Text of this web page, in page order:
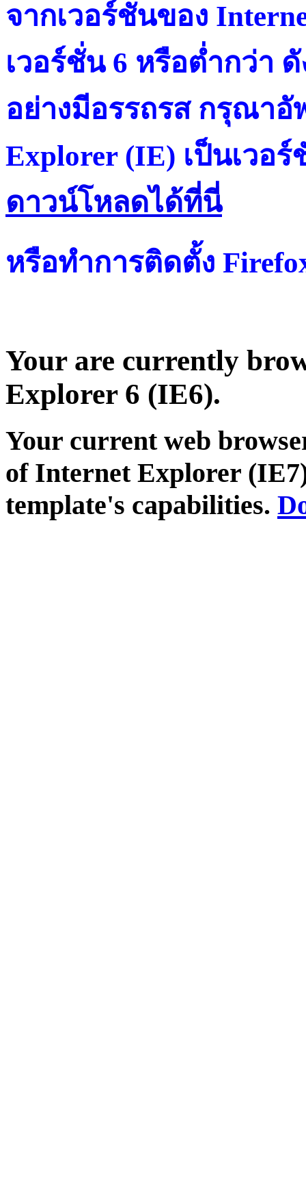
จากเวอร์ชั่นของ
เวอร์ชั่น 6 หรือต่ำกว่า
อย่างมีอรรถรส กรุณาอั
Explorer (IE) เป็นเวอ
ดาวน์โหลดได้ที่น
หรือทำการติดตั้ง
Your are currently
Explorer 6 (IE6).
Your current web
of Internet Explorer
template's capabilities.